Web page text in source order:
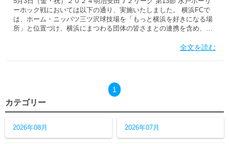
ーホック戦においては以下の通り、実施いたしました。 横浜FCで
は、ホーム・ニッパツ三ツ沢球技場を「もっと横浜を好きになる場
所」と位置づけ、横浜にまつわる団体の皆さまとの連携を含め、
トップチームの試合が行われる前の三ツ沢のピッチで、横浜市内4
いプレーもありたくさんのゴールがうまれました！...
全文を読む
1
カテゴリー
2026年08月 2026年07月